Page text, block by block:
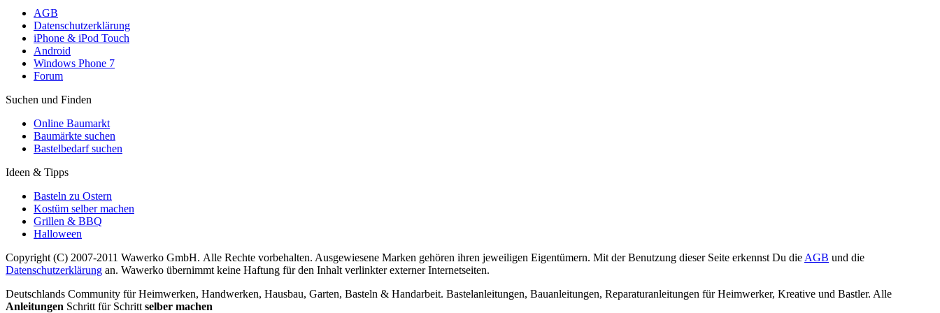
AGB
Datenschutzerklärung
iPhone & iPod Touch
Android
Windows Phone 7
Forum
Suchen und Finden
Online Baumarkt
Baumärkte suchen
Bastelbedarf suchen
Ideen & Tipps
Basteln zu Ostern
Kostüm selber machen
Grillen & BBQ
Halloween
Copyright (C) 2007-2011 Wawerko GmbH. Alle Rechte vorbehalten. Ausgewiesene Marken gehören ihren jeweiligen Eigentümern. Mit der Benutzung dieser Seite erkennst Du die AGB und die
Datenschutzerklärung an. Wawerko übernimmt keine Haftung für den Inhalt verlinkter externer Internetseiten.
Deutschlands Community für Heimwerken, Handwerken, Hausbau, Garten, Basteln & Handarbeit. Bastelanleitungen, Bauanleitungen, Reparaturanleitungen für Heimwerker, Kreative und Bastler. Alle
Anleitungen Schritt für Schritt selber machen